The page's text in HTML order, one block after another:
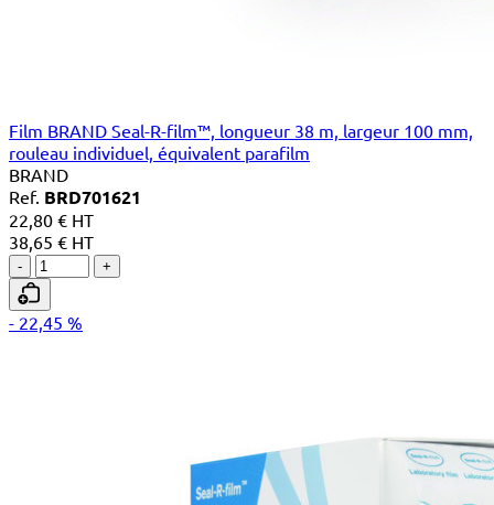
Film BRAND Seal-R-film™, longueur 38 m, largeur 100 mm,
rouleau individuel, équivalent parafilm
BRAND
Ref. BRD701621
22,80 € HT
38,65 € HT
- +
- 22,45 %